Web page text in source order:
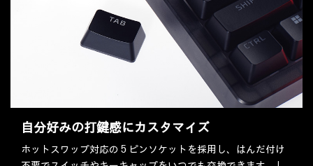
自分好みの打鍵感にカスタマイズ
ホットスワップ対応の 5 ピンソケットを採用し、はんだ付け